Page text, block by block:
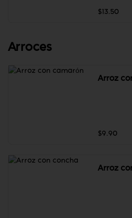
$13.50
Arroces
Arroz
$9.90
Arroz